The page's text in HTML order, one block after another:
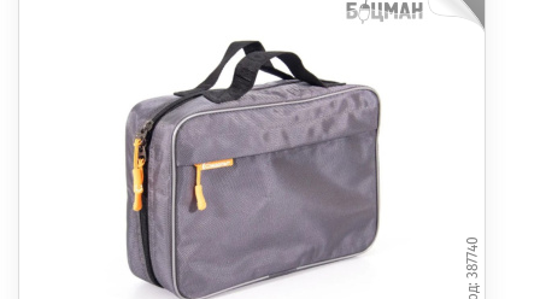
387740